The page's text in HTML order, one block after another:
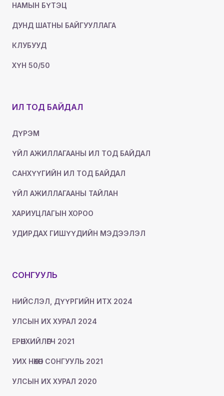
НАМЫН БҮТЭЦ
ДУНД ШАТНЫ БАЙГУУЛЛАГА
КЛУБУУД
ХҮН 50/50
ИЛ ТОД БАЙДАЛ
ДҮРЭМ
ҮЙЛ АЖИЛЛАГААНЫ ИЛ ТОД БАЙДАЛ
САНХҮҮГИЙН ИЛ ТОД БАЙДАЛ
ҮЙЛ АЖИЛЛАГААНЫ ТАЙЛАН
ХАРИУЦЛАГЫН ХОРОО
УДИРДАХ ГИШҮҮДИЙН МЭДЭЭЛЭЛ
СОНГУУЛЬ
НИЙСЛЭЛ, ДҮҮРГИЙН ИТХ 2024
УЛСЫН ИХ ХУРАЛ 2024
ЕРӨНХИЙЛӨГЧ 2021
УИХ НӨХӨН СОНГУУЛЬ 2021
УЛСЫН ИХ ХУРАЛ 2020